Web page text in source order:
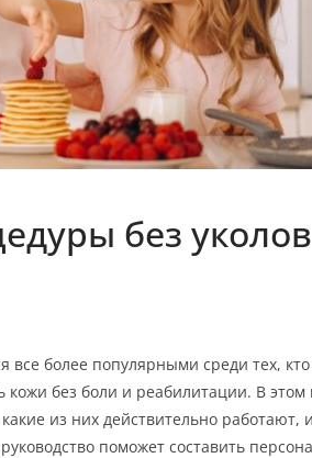
без
все более популярными среди тех,
кожи без боли и реабилитации. В
из них действительно работают,
поможет составить